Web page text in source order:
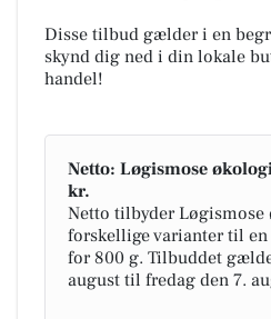
Disse tilbud gælder i en
skynd dig ned i din lokale
handel!
Netto: Løgismose
kr.
Netto tilbyder
forskellige varianter til en
for 800 g. Tilbuddet
august til fredag den 7.